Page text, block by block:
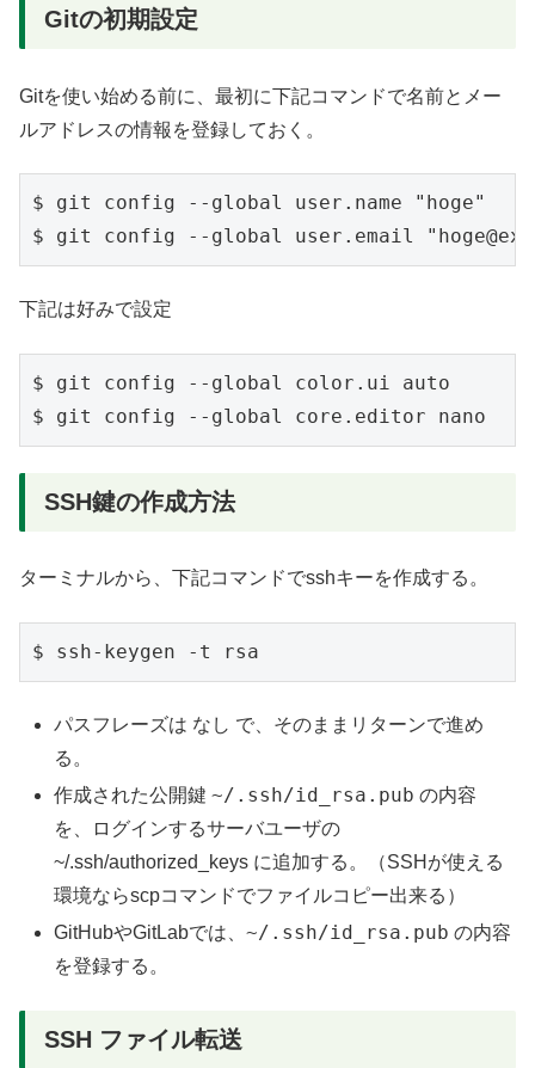
Gitの初期設定
Gitを使い始める前に、最初に下記コマンドで名前とメー
ルアドレスの情報を登録しておく。
$ git config --global user.name "hoge"
下記は好みで設定
$ git config --global color.ui auto
SSH鍵の作成方法
ターミナルから、下記コマンドでsshキーを作成する。
パスフレーズは なし で、そのままリターンで進め
る。
作成された公開鍵~/.ssh/id_rsa.pub の内容
を、ログインするサーバユーザの
~/.ssh/authorized_keys に追加する。（SSHが使える
環境ならscpコマンドでファイルコピー出来る）
GitHubやGitLabでは、~/.ssh/id_rsa.pub の内容
を登録する。
SSH ファイル転送